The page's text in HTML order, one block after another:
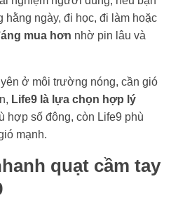
hằng ngày, đi học, đi làm hoặc
mua hơn nhờ pin lâu và
ở môi trường nóng, cần gió
Life9 là lựa chọn hợp lý
hợp số đông, còn Life9 phù
mạnh.
quạt cầm tay